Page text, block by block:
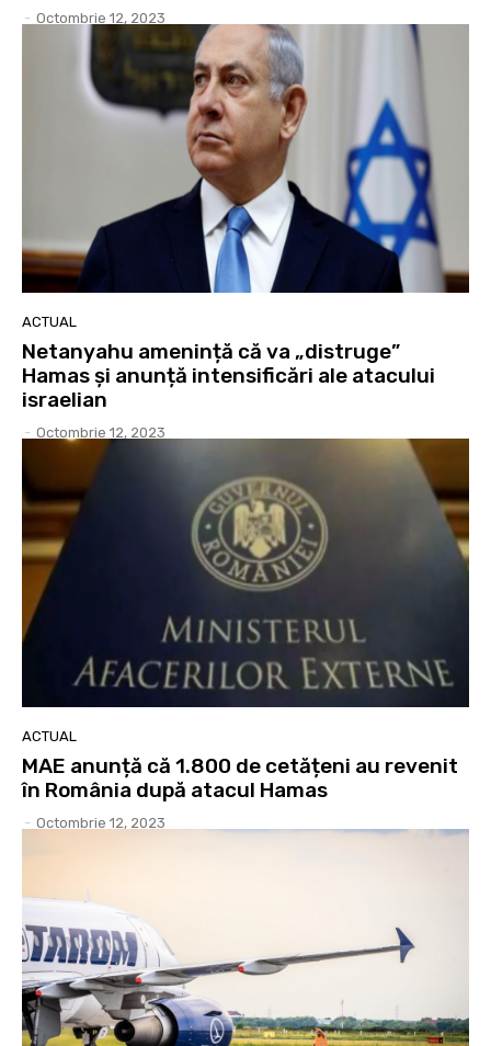
- Octombrie 12, 2023
ACTUAL
Netanyahu amenință că va „distruge”
Hamas și anunță intensificări ale atacului
israelian
- Octombrie 12, 2023
ACTUAL
MAE anunță că 1.800 de cetățeni au revenit
în România după atacul Hamas
- Octombrie 12, 2023